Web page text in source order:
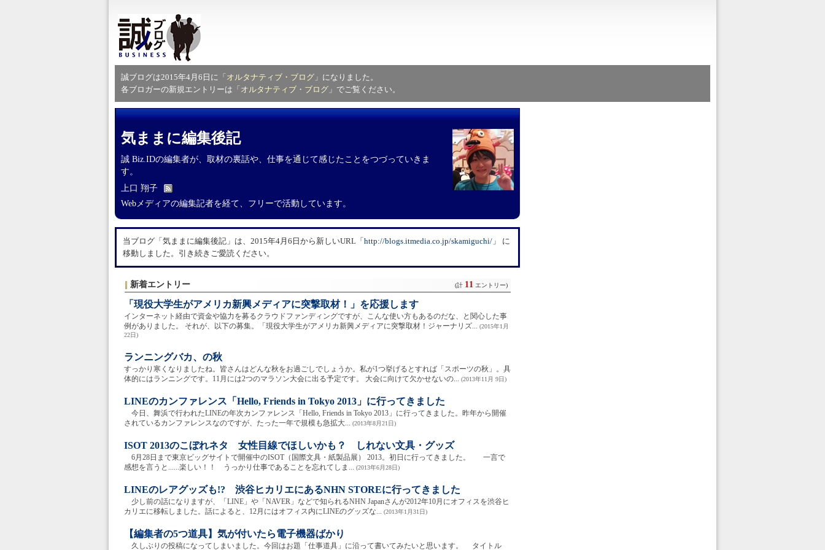
誠ブログは2015年4月6日に「 オルタナティブ・ブログ 」になりました。
各ブロガーの新規エントリーは「 オルタナティブ・ブログ 」でご覧ください。
気ままに編集後記
誠 Biz.IDの編集者が、取材の裏話や、仕事を通じて感じたことをつづっていきま
す。
上口 翔子
Webメディアの編集記者を経て、フリーで活動しています。
当ブログ「気ままに編集後記」は、2015年4月6日から新しいURL「 ​http://blogs.itmedia.co.jp/skamiguchi/ 」 に
移動しました。引き続きご愛読ください。
新着エントリー (計 11 エントリー)
「現役大学生がアメリカ新興メディアに突撃取材！」を応援します
インターネット経由で資金や協力を募るクラウドファンディングですが、こんな使い方もあるのだな、と関心した事
例がありました。 それが、以下の募集。「現役大学生がアメリカ新興メディアに突撃取材！ジャーナリズ... (2015年1月
22日)
ランニングバカ、の秋
すっかり寒くなりましたね。皆さんはどんな秋をお過ごしでしょうか。私が1つ挙げるとすれば「スポーツの秋」。具
体的にはランニングです。11月には2つのマラソン大会に出る予定です。 大会に向けて欠かせないの... (2013年11月 9日)
LINEのカンファレンス「Hello, Friends in Tokyo 2013」に行ってきました
今日、舞浜で行われたLINEの年次カンファレンス「Hello, Friends in Tokyo 2013」に行ってきました。昨年から開催
されているカンファレンスなのですが、たった一年で規模も急拡大... (2013年8月21日)
ISOT 2013のこぼれネタ 女性目線でほしいかも？ しれない文具・グッズ
6月28日まで東京ビッグサイトで開催中のISOT（国際文具・紙製品展） 2013。初日に行ってきました。 一言で
感想を言うと......楽しい！！ うっかり仕事であることを忘れてしま... (2013年6月28日)
LINEのレアグッズも!? 渋谷ヒカリエにあるNHN STOREに行ってきました
少し前の話になりますが、「LINE」や「NAVER」などで知られるNHN Japanさんが2012年10月にオフィスを渋谷ヒ
カリエに移転しました。話によると、12月にはオフィス内にLINEのグッズな... (2013年1月31日)
【編集者の5つ道具】気が付いたら電子機器ばかり
久しぶりの投稿になってしまいました。今回はお題「仕事道具」に沿って書いてみたいと思います。 タイトル